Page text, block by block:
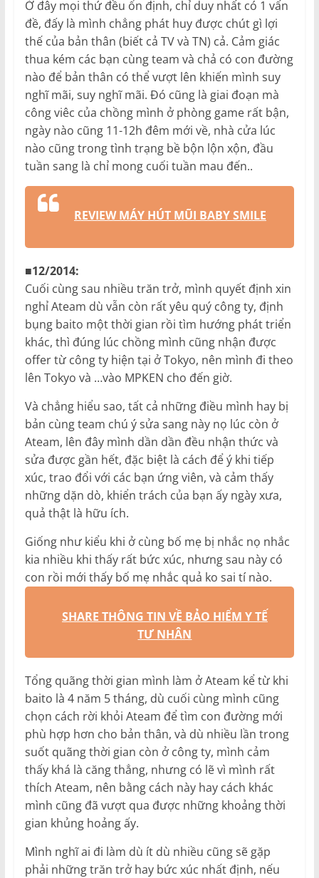
Ở đây mọi thứ đều ổn định, chỉ duy nhất có 1 vấn
đề, đấy là mình chẳng phát huy được chút gì lợi
thế của bản thân (biết cả TV và TN) cả. Cảm giác
thua kém các bạn cùng team và chả có con đường
nào để bản thân có thể vượt lên khiến mình suy
nghĩ mãi, suy nghĩ mãi. Đó cũng là giai đoạn mà
công viêc của chồng mình ở phòng game rất bận,
ngày nào cũng 11-12h đêm mới về, nhà cửa lúc
nào cũng trong tình trạng bề bộn lộn xộn, đầu
tuần sang là chỉ mong cuối tuần mau đến..
REVIEW MÁY HÚT MŨI BABY SMILE
■12/2014:
Cuối cùng sau nhiều trăn trở, mình quyết định xin
nghỉ Ateam dù vẫn còn rất yêu quý công ty, định
bụng baito một thời gian rồi tìm hướng phát triển
khác, thì đúng lúc chồng mình cũng nhận được
offer từ công ty hiện tại ở Tokyo, nên mình đi theo
lên Tokyo và …vào MPKEN cho đến giờ.
Và chẳng hiểu sao, tất cả những điều mình hay bị
bản cùng team chú ý sửa sang này nọ lúc còn ở
Ateam, lên đây mình dần dần đều nhận thức và
sửa được gần hết, đặc biệt là cách để ý khi tiếp
xúc, trao đổi với các bạn ứng viên, và cảm thấy
những dặn dò, khiển trách của bạn ấy ngày xưa,
quả thật là hữu ích.
Giống như kiểu khi ở cùng bố mẹ bị nhắc nọ nhắc
kia nhiều khi thấy rất bức xúc, nhưng sau này có
con rồi mới thấy bố mẹ nhắc quả ko sai tí nào.
SHARE THÔNG TIN VỀ BẢO HIỂM Y TẾ
TƯ NHÂN
Tổng quãng thời gian mình làm ở Ateam kể từ khi
baito là 4 năm 5 tháng, dù cuối cùng mình cũng
chọn cách rời khỏi Ateam để tìm con đường mới
phù hợp hơn cho bản thân, và dù nhiều lần trong
suốt quãng thời gian còn ở công ty, mình cảm
thấy khá là căng thẳng, nhưng có lẽ vì mình rất
thích Ateam, nên bằng cách này hay cách khác
mình cũng đã vượt qua được những khoảng thời
gian khủng hoảng ấy.
Mình nghĩ ai đi làm dù ít dù nhiều cũng sẽ gặp
phải những trăn trở hay bức xúc nhất định, nếu